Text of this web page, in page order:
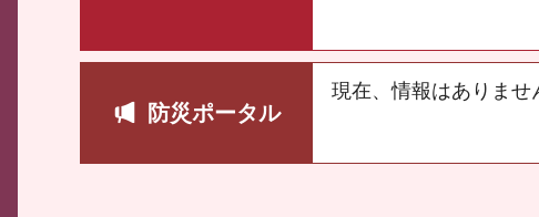
防災ポータル
現在、情報はありませ